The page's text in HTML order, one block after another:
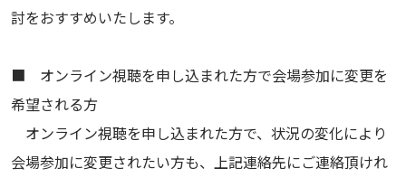
討をおすすめいたします。
■ オンライン視聴を申し込まれた方で会場参加に変更を
希望される方
オンライン視聴を申し込まれた方で、状況の変化により
会場参加に変更されたい方も、上記連絡先にご連絡頂けれ